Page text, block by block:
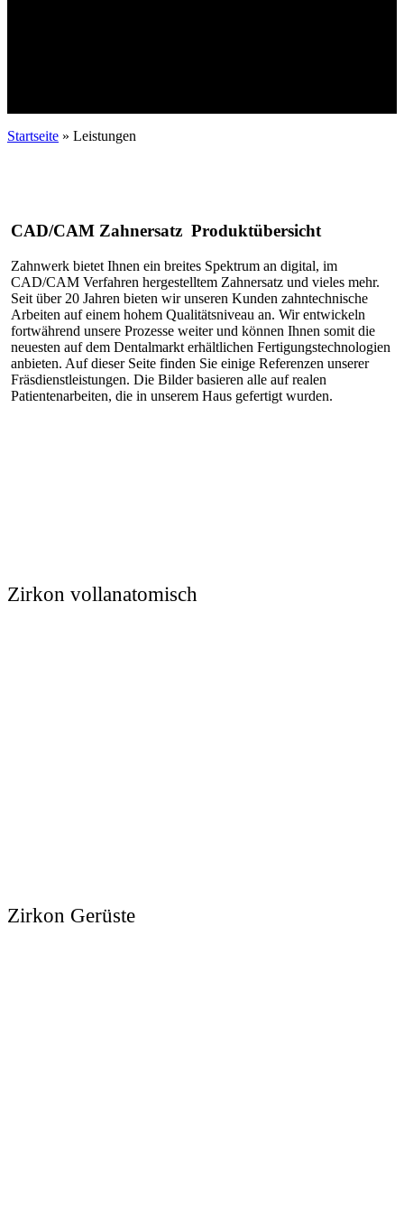
Startseite » Leistungen
CAD/CAM Zahnersatz Produktübersicht
Zahnwerk bietet Ihnen ein breites Spektrum an digital, im
CAD/CAM Verfahren hergestelltem Zahnersatz und vieles mehr.
Seit über 20 Jahren bieten wir unseren Kunden zahntechnische
Arbeiten auf einem hohem Qualitätsniveau an. Wir entwickeln
fortwährend unsere Prozesse weiter und können Ihnen somit die
neuesten auf dem Dentalmarkt erhältlichen Fertigungstechnologien
anbieten. Auf dieser Seite finden Sie einige Referenzen unserer
Fräsdienstleistungen. Die Bilder basieren alle auf realen
Patientenarbeiten, die in unserem Haus gefertigt wurden.
Zirkon vollanatomisch
Zirkon Gerüste